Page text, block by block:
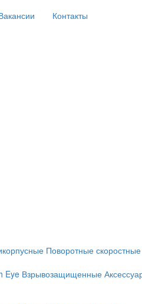
Контакты
Поворотные скоростные
Eye Взрывозащищенные